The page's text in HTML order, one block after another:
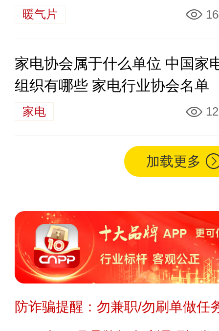
暖气片
家电协会属于什么单位 中国家
组织有哪些 家电行业协会名单
家电
加载更多
防诈骗提醒：勿兼职/勿刷单做任